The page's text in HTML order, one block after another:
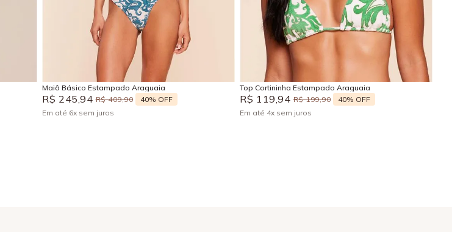
G GG
Adicionar na sacola
Maiô Básico Estampado Araguaia
R$ 245,94 R$ 409,90 40% OFF
Em até 6x sem juros
M G GG
Adicionar na sacola
Top Cortininha Estampado Araguaia
R$ 119,94 R$ 199,90 40% OFF
Em até 4x sem juros